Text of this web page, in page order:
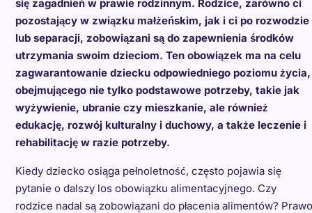
się zagadnień w prawie rodzinnym. Rodzice, zarówno ci
pozostający w związku małżeńskim, jak i ci po rozwodzie
lub separacji, zobowiązani są do zapewnienia środków
utrzymania swoim dzieciom. Ten obowiązek ma na celu
zagwarantowanie dziecku odpowiedniego poziomu życia,
obejmującego nie tylko podstawowe potrzeby, takie jak
wyżywienie, ubranie czy mieszkanie, ale również
edukację, rozwój kulturalny i duchowy, a także leczenie i
rehabilitację w razie potrzeby.
Kiedy dziecko osiąga pełnoletność, często pojawia się
pytanie o dalszy los obowiązku alimentacyjnego. Czy
rodzice nadal są zobowiązani do płacenia alimentów? Prawo